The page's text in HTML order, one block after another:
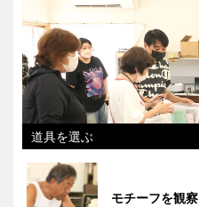
道具を選ぶ
モチーフを観察